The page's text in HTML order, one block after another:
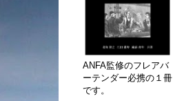
ANFA監修のフレアバ
ーテンダー必携の１冊
です。